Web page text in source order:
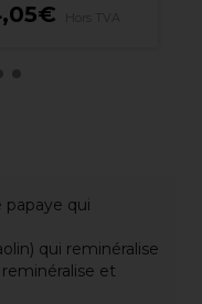
papaye qui
qui reminéralise
et